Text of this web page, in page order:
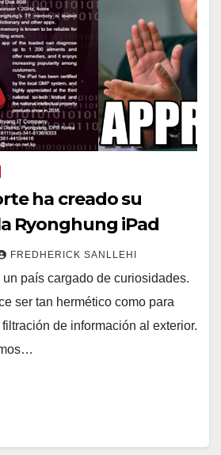
ha creado su
Ryonghung iPad
FREDHERICK SANLLEHI
país cargado de curiosidades.
ser tan hermético como para
de información al exterior.